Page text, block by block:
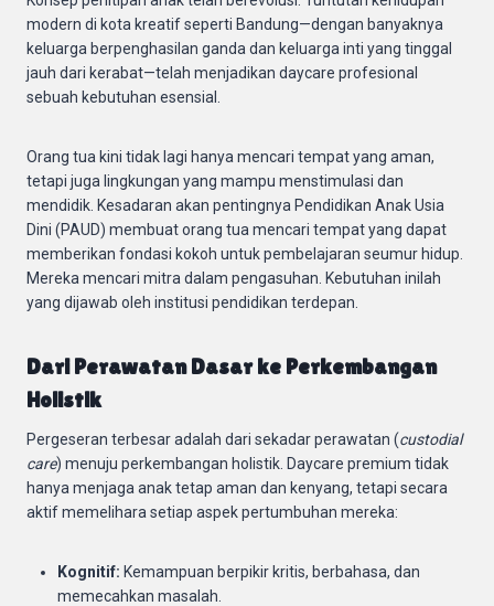
modern di kota kreatif seperti Bandung—dengan banyaknya
keluarga berpenghasilan ganda dan keluarga inti yang tinggal
jauh dari kerabat—telah menjadikan daycare profesional
sebuah kebutuhan esensial.
Orang tua kini tidak lagi hanya mencari tempat yang aman,
tetapi juga lingkungan yang mampu menstimulasi dan
mendidik. Kesadaran akan pentingnya Pendidikan Anak Usia
Dini (PAUD) membuat orang tua mencari tempat yang dapat
memberikan fondasi kokoh untuk pembelajaran seumur hidup.
Mereka mencari mitra dalam pengasuhan. Kebutuhan inilah
yang dijawab oleh institusi pendidikan terdepan.
Dari Perawatan Dasar ke Perkembangan
Holistik
Pergeseran terbesar adalah dari sekadar perawatan (custodial
care) menuju perkembangan holistik. Daycare premium tidak
hanya menjaga anak tetap aman dan kenyang, tetapi secara
aktif memelihara setiap aspek pertumbuhan mereka:
Kognitif: Kemampuan berpikir kritis, berbahasa, dan
memecahkan masalah.